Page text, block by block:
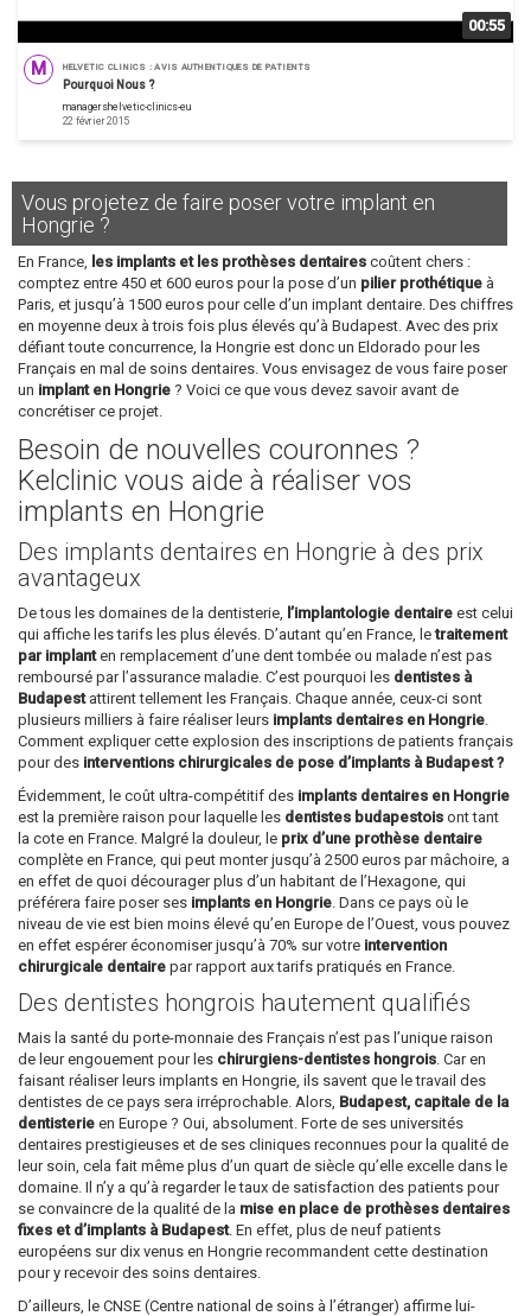
00:55
M HELVETIC CLINICS : AVIS AUTHENTIQUES DE PATIENTS
Pourquoi Nous ?
managershelvetic-clinics-eu
22 février 2015
Vous projetez de faire poser votre implant en
Hongrie ?
En France, les implants et les prothèses dentaires coûtent chers :
comptez entre 450 et 600 euros pour la pose d’un pilier prothétique à
Paris, et jusqu’à 1500 euros pour celle d’un implant dentaire. Des chiffres
en moyenne deux à trois fois plus élevés qu’à Budapest. Avec des prix
défiant toute concurrence, la Hongrie est donc un Eldorado pour les
Français en mal de soins dentaires. Vous envisagez de vous faire poser
un implant en Hongrie ? Voici ce que vous devez savoir avant de
concrétiser ce projet.
Besoin de nouvelles couronnes ?
Kelclinic vous aide à réaliser vos
implants en Hongrie
Des implants dentaires en Hongrie à des prix
avantageux
De tous les domaines de la dentisterie, l’implantologie dentaire est celui
qui affiche les tarifs les plus élevés. D’autant qu’en France, letraitement
par implanten remplacement d’une dent tombée ou malade n’est pas
remboursé par l’assurance maladie. C’est pourquoi les dentistes à
Budapestattirent tellement les Français. Chaque année, ceux-ci sont
plusieurs milliers à faire réaliser leurs implants dentaires en Hongrie
Comment expliquer cette explosion des inscriptions de patients français
pour des interventions chirurgicales de pose d’implants à Budapest ?
Évidemment, le coût ultra-compétitif des implants dentaires en Hongrie
est la première raison pour laquelle les dentistes budapestois ont tant
la cote en France. Malgré la douleur, le prix d’une prothèse dentaire
complète en France, qui peut monter jusqu’à 2500 euros par mâchoire, a
en effet de quoi décourager plus d’un habitant de l’Hexagone, qui
préférera faire poser ses implants en Hongrie . Dans ce pays où le
niveau de vie est bien moins élevé qu’en Europe de l’Ouest, vous pouvez
en effet espérer économiser jusqu’à 70% sur votre intervention
chirurgicale dentaire par rapport aux tarifs pratiqués en France.
Des dentistes hongrois hautement qualifiés
Mais la santé du porte-monnaie des Français n’est pas l’unique raison
de leur engouement pour les chirurgiens-dentistes hongrois . Car en
faisant réaliser leurs implants en Hongrie, ils savent que le travail des
dentistes de ce pays sera irréprochable. Alors, Budapest, capitale de la
dentisterie en Europe ? Oui, absolument. Forte de ses universités
dentaires prestigieuses et de ses cliniques reconnues pour la qualité de
leur soin, cela fait même plus d’un quart de siècle qu’elle excelle dans le
domaine. Il n’y a qu’à regarder le taux de satisfaction des patients pour
se convaincre de la qualité de la mise en place de prothèses dentaires
fixes et d’implants à Budapest. En effet, plus de neuf patients
européens sur dix venus en Hongrie recommandent cette destination
pour y recevoir des soins dentaires.
D’ailleurs, le CNSE (Centre national de soins à l’étranger) affirme lui-